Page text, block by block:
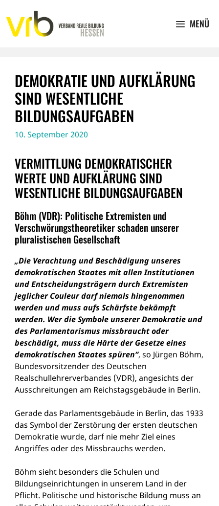
Inhalt
springen
MENÜ
DEMOKRATIE UND AUFKLÄRUNG
SIND WESENTLICHE
BILDUNGSAUFGABEN
10. September 2020
VERMITTLUNG DEMOKRATISCHER
WERTE UND AUFKLÄRUNG SIND
WESENTLICHE BILDUNGSAUFGABEN
Böhm (VDR): Politische Extremisten und
Verschwörungstheoretiker schaden unserer
pluralistischen Gesellschaft
„Die Verachtung und Beschädigung unseres
demokratischen Staates mit allen Institutionen
und Entscheidungsträgern durch Extremisten
jeglicher Couleur darf niemals hingenommen
werden und muss aufs Schärfste bekämpft
werden. Wer die Symbole unserer Demokratie und
des Parlamentarismus missbraucht oder
beschädigt, muss die Härte der Gesetze eines
demokratischen Staates spüren“, so Jürgen Böhm,
Bundesvorsitzender des Deutschen
Realschullehrerverbandes (VDR), angesichts der
Ausschreitungen am Reichstagsgebäude in Berlin.
Gerade das Parlamentsgebäude in Berlin, das 1933
das Symbol der Zerstörung der ersten deutschen
Demokratie wurde, darf nie mehr Ziel eines
Angriffes oder des Missbrauchs werden.
Böhm sieht besonders die Schulen und
Bildungseinrichtungen in unserem Land in der
Pflicht. Politische und historische Bildung muss an